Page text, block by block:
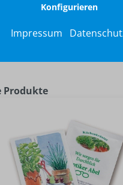
Produkte
Konfigurieren
Impressum